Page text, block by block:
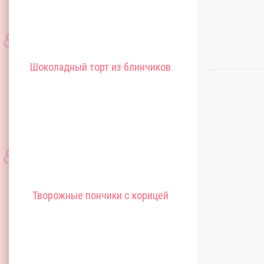
Шоколадный торт из блинчиков
Творожные пончики с корицей